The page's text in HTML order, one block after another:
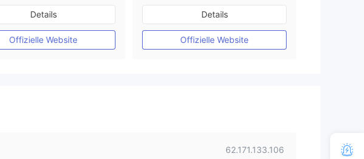
AustralienRegulierung
Market Making (MM)
MT4-Volllizenz
Details
Offizielle Website
AustralienRegulierung
Market Making (MM)
MT4-Volllizenz
Details
Offizielle Website
62.171.133.106